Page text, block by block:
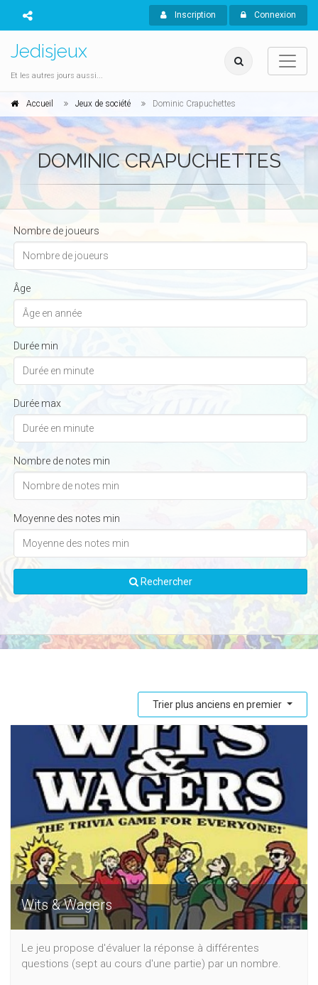
Inscription Connexion
Jedisjeux
Et les autres jours aussi...
Accueil Jeux de société Dominic Crapuchettes
DOMINIC CRAPUCHETTES
Nombre de joueurs
Âge
Durée min
Durée max
Nombre de notes min
Moyenne des notes min
Rechercher
Trier plus anciens en premier
Wits & Wagers
Le jeu propose d'évaluer la réponse à différentes
questions (sept au cours d'une partie) par un nombre.